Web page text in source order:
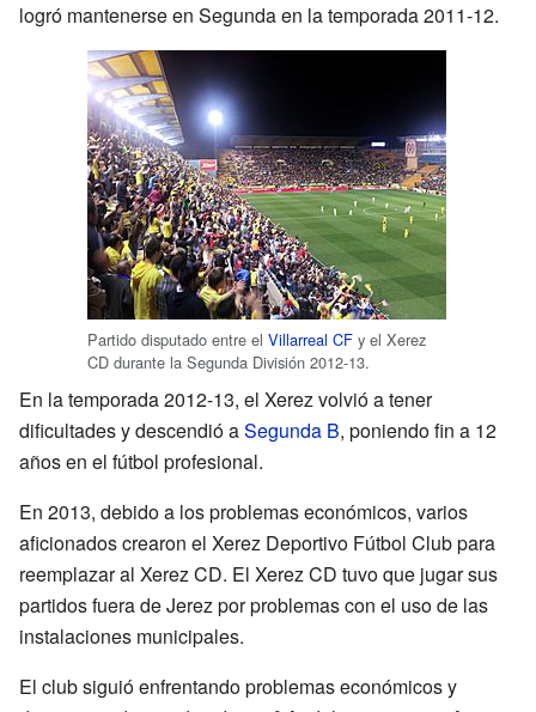
logró mantenerse en Segunda en la temporada 2011-12.
Partido disputado entre el Villarreal CF y el Xerez
CD durante la Segunda División 2012-13.
En la temporada 2012-13, el Xerez volvió a tener
dificultades y descendió aSegunda B, poniendo fin a 12
años en el fútbol profesional.
En 2013, debido a los problemas económicos, varios
aficionados crearon el Xerez Deportivo Fútbol Club para
reemplazar al Xerez CD. El Xerez CD tuvo que jugar sus
partidos fuera de Jerez por problemas con el uso de las
instalaciones municipales.
El club siguió enfrentando problemas económicos y